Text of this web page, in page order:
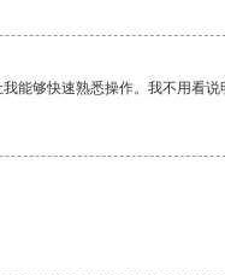
能够快速熟悉操作。我不用看说